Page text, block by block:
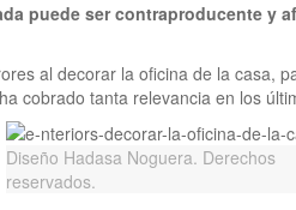
puede ser contraproducente y
al decorar la oficina de la casa,
cobrado tanta relevancia en los
Diseño Hadasa Noguera. Derechos
reservados.